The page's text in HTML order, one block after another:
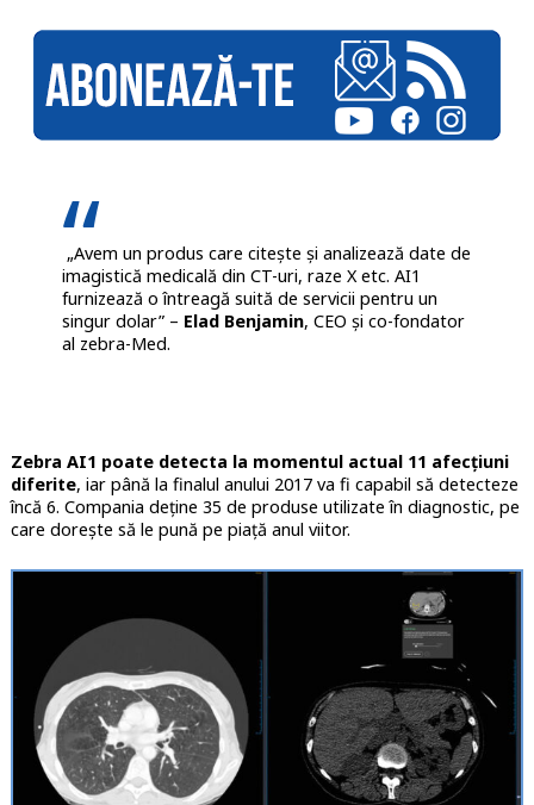
„Avem un produs care citește și analizează date de
imagistică medicală din CT-uri, raze X etc. AI1
furnizează o întreagă suită de servicii pentru un
singur dolar” – Elad Benjamin, CEO și co-fondator
al zebra-Med.
Zebra AI1 poate detecta la momentul actual 11 afecțiuni
diferite, iar până la finalul anului 2017 va fi capabil să detecteze
încă 6. Compania deține 35 de produse utilizate în diagnostic, pe
care dorește să le pună pe piață anul viitor.